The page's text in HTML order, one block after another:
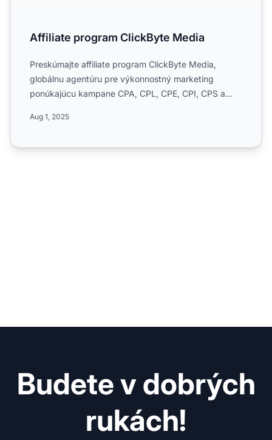
Affiliate program ClickByte Media
Preskúmajte affiliate program ClickByte Media,
globálnu agentúru pre výkonnostný marketing
ponúkajúcu kampane CPA, CPL, CPE, CPI, CPS a
Aug 1, 2025
Budete v dobrých
rukách!